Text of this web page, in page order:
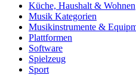
Küche, Haushalt & Wohnen
Musik Kategorien
Musikinstrumente &
Plattformen
Software
Spielzeug
Sport